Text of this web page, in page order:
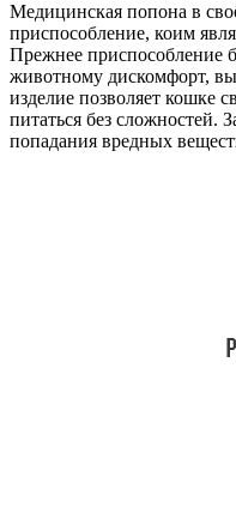
Медицинская попона в
приспособление, коим
Прежнее приспособление
животному дискомфорт,
изделие позволяет кошке
питаться без
попадания вредных